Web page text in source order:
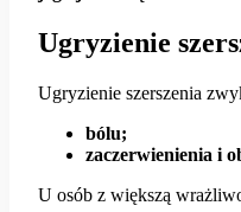
Ugryzienie
Ugryzienie szerszenia
bólu;
zaczerwienienia i
U osób z większą